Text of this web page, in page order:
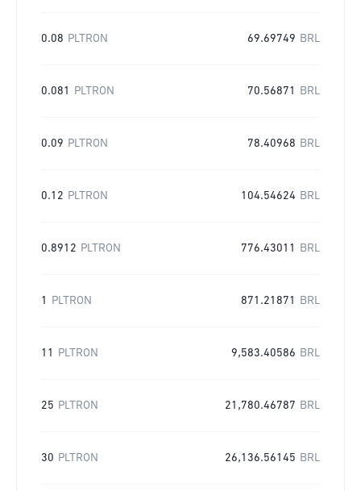
0.08 PLTRON 69.69749 BRL
0.081 PLTRON 70.56871 BRL
0.09 PLTRON 78.40968 BRL
0.12 PLTRON 104.54624 BRL
0.8912 PLTRON 776.43011 BRL
1 PLTRON 871.21871 BRL
11 PLTRON 9,583.40586 BRL
25 PLTRON 21,780.46787 BRL
30 PLTRON 26,136.56145 BRL